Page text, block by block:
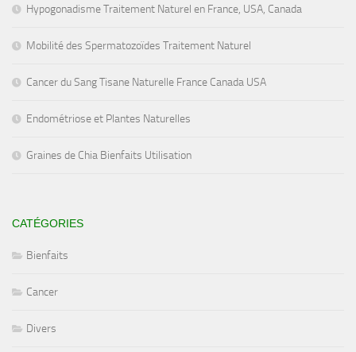
Hypogonadisme Traitement Naturel en France, USA, Canada
Mobilité des Spermatozoïdes Traitement Naturel
Cancer du Sang Tisane Naturelle France Canada USA
Endométriose et Plantes Naturelles
Graines de Chia Bienfaits Utilisation
CATÉGORIES
Bienfaits
Cancer
Divers